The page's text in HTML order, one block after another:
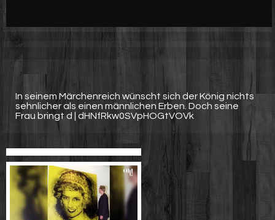
In seinem Märchenreich wünscht sich der König nichts
sehnlicher als einen männlichen Erben. Doch seine
Frau bringt d | dHNfRkw0SVpHOGtVOVk